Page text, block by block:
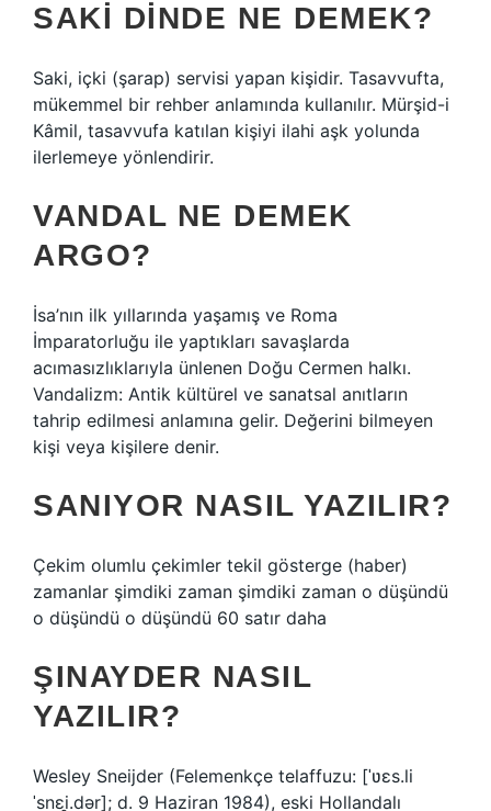
SAKI DINDE NE DEMEK?
Saki, içki (şarap) servisi yapan kişidir. Tasavvufta,
mükemmel bir rehber anlamında kullanılır. Mürşid-i
Kâmil, tasavvufa katılan kişiyi ilahi aşk yolunda
ilerlemeye yönlendirir.
VANDAL NE DEMEK
ARGO?
İsa’nın ilk yıllarında yaşamış ve Roma
İmparatorluğu ile yaptıkları savaşlarda
acımasızlıklarıyla ünlenen Doğu Cermen halkı.
Vandalizm: Antik kültürel ve sanatsal anıtların
tahrip edilmesi anlamına gelir. Değerini bilmeyen
kişi veya kişilere denir.
SANIYOR NASIL YAZILIR?
Çekim olumlu çekimler tekil gösterge (haber)
zamanlar şimdiki zaman şimdiki zaman o düşündü
o düşündü o düşündü 60 satır daha
ŞINAYDER NASIL
YAZILIR?
Wesley Sneijder (Felemenkçe telaffuzu: [ˈʋɛs.li
ˈsnɛi̯.dər]; d. 9 Haziran 1984), eski Hollandalı